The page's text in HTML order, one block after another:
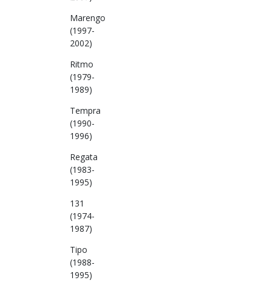
Marengo
(1997-
2002)
Ritmo
(1979-
1989)
Tempra
(1990-
1996)
Regata
(1983-
1995)
131
(1974-
1987)
Tipo
(1988-
1995)